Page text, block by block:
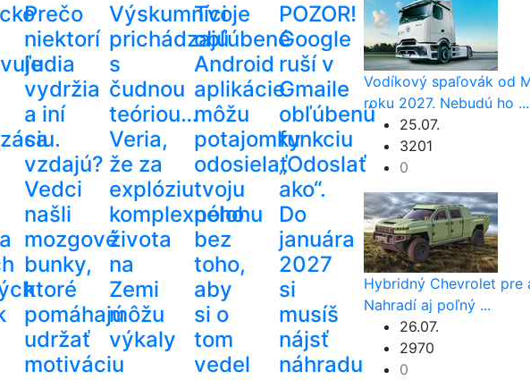
Prečo
niektorí
ľudia
vydržia
a iní
sa
vzdajú?
Vedci
našli
mozgové
bunky,
ktoré
pomáhajú
udržať
motiváciu
Výskumníci
prichádzajú
s
čudnou
teóriou…
Veria,
že za
explóziu
komplexného
života
na
Zemi
môžu
výkaly
Tvoje
obľúbené
Android
aplikácie
môžu
potajomky
odosielať
tvoju
polohu
bez
toho,
aby
si o
tom
vedel
POZOR!
Google
ruší v
Gmaile
obľúbenú
funkciu
„Odoslať
ako“.
Do
januára
2027
si
musíš
nájsť
náhradu
Vodíkový spaľovák od
roku 2027. Nebudú ho ...
25.07.
3201
0
Hybridný Chevrolet pre
Nahradí aj poľný ...
26.07.
2970
0